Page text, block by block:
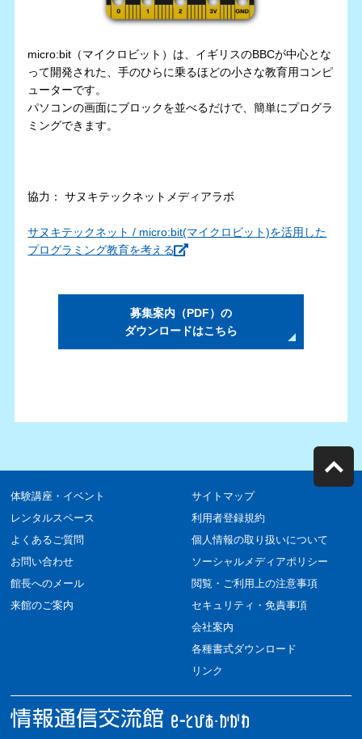
micro:bit（マイクロビット）は、イギリスのBBCが中心とな
って開発された、手のひらに乗るほどの小さな教育用コンピ
ューターです。
パソコンの画面にブロックを並べるだけで、簡単にプログラ
ミングできます。
協力： サヌキテックネットメディアラボ
サヌキテックネット / micro:bit(マイクロビット)を活用した
プログラミング教育を考える
募集案内（PDF）の
ダウンロードはこちら
体験講座・イベント
レンタルスペース
よくあるご質問
お問い合わせ
館長へのメール
来館のご案内
サイトマップ
利用者登録規約
個人情報の取り扱いについて
ソーシャルメディアポリシー
閲覧・ご利用上の注意事項
セキュリティ・免責事項
会社案内
各種書式ダウンロード
リンク